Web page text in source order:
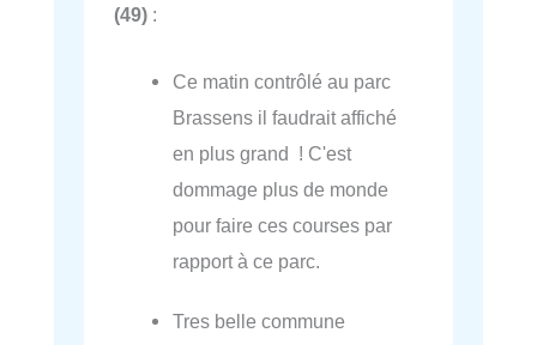
(49) :
Ce matin contrôlé au parc
Brassens il faudrait affiché
en plus grand ! C'est
dommage plus de monde
pour faire ces courses par
rapport à ce parc.
Tres belle commune